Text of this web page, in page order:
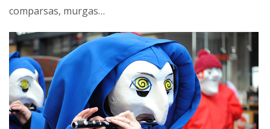
comparsas, murgas…